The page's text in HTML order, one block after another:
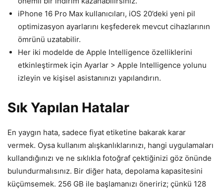
iPhone 16 Pro Max kullanıcıları, iOS 20’deki yeni pil
optimizasyon ayarlarını keşfederek mevcut cihazlarının
ömrünü uzatabilir.
Her iki modelde de Apple Intelligence özelliklerini
etkinleştirmek için Ayarlar > Apple Intelligence yolunu
izleyin ve kişisel asistanınızı yapılandırın.
Sık Yapılan Hatalar
En yaygın hata, sadece fiyat etiketine bakarak karar
vermek. Oysa kullanım alışkanlıklarınızı, hangi uygulamaları
kullandığınızı ve ne sıklıkla fotoğraf çektiğinizi göz önünde
bulundurmalısınız. Bir diğer hata, depolama kapasitesini
küçümsemek. 256 GB ile başlamanızı öneririz; çünkü 128